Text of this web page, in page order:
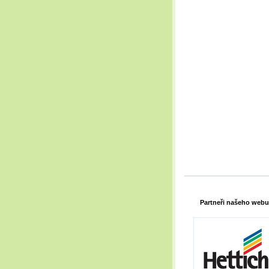
Partneři našeho